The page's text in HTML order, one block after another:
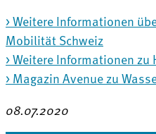
> Weitere Informationen
Mobilität Schweiz
> Weitere Informationen zu
> Magazin Avenue zu
08.07.2020